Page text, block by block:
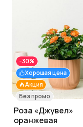
Акция
Хорошая цена
-30%
Без промо
Роза «Джувел»
оранжевая